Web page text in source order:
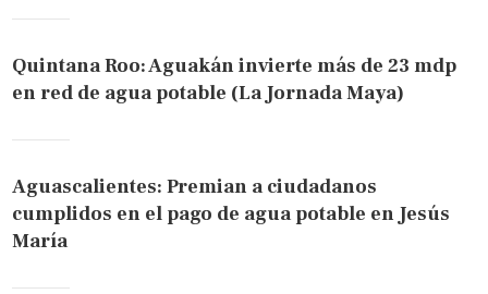
Quintana Roo: Aguakán invierte más de 23 mdp
en red de agua potable (La Jornada Maya)
Aguascalientes: Premian a ciudadanos
cumplidos en el pago de agua potable en Jesús
María